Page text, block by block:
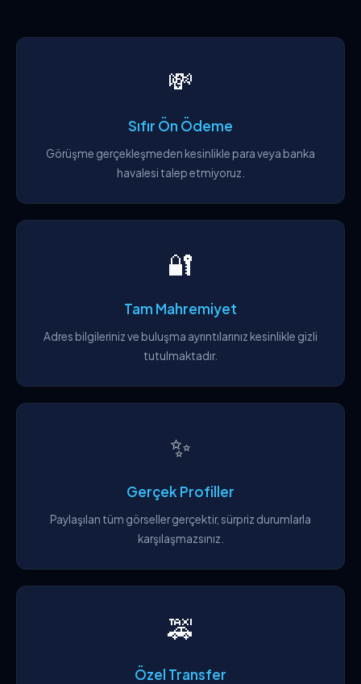
💸
Sıfır Ön Ödeme
Görüşme gerçekleşmeden kesinlikle para veya banka
havalesi talep etmiyoruz.
🔐
Tam Mahremiyet
Adres bilgileriniz ve buluşma ayrıntılarınız kesinlikle gizli
tutulmaktadır.
✨
Gerçek Profiller
Paylaşılan tüm görseller gerçektir, sürpriz durumlarla
karşılaşmazsınız.
🚕
Özel Transfer